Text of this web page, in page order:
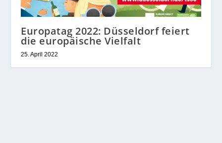
Europatag 2022: Düsseldorf feiert
die europäische Vielfalt
25. April 2022